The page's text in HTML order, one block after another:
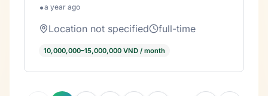
•a year ago
Location not specified full-time
10,000,000–15,000,000 VND / month